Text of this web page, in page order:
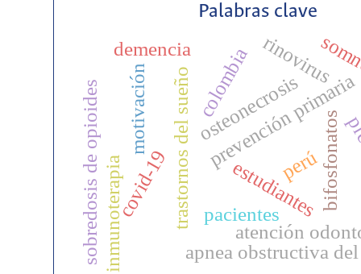
Palabras clave
bifosfonatos
osteonecrosis
atención
prevención primaria
apnea obstructiva
estudiantes
trastornos del sueño
covid-19
rinovirus
colombia
pacientes
perú
motivación
inmunoterapia
sobredosis de opioides
demencia